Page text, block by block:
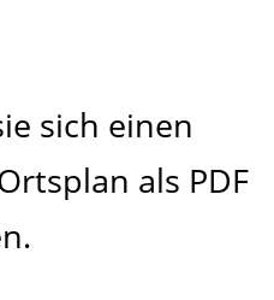
sich einen
als PDF